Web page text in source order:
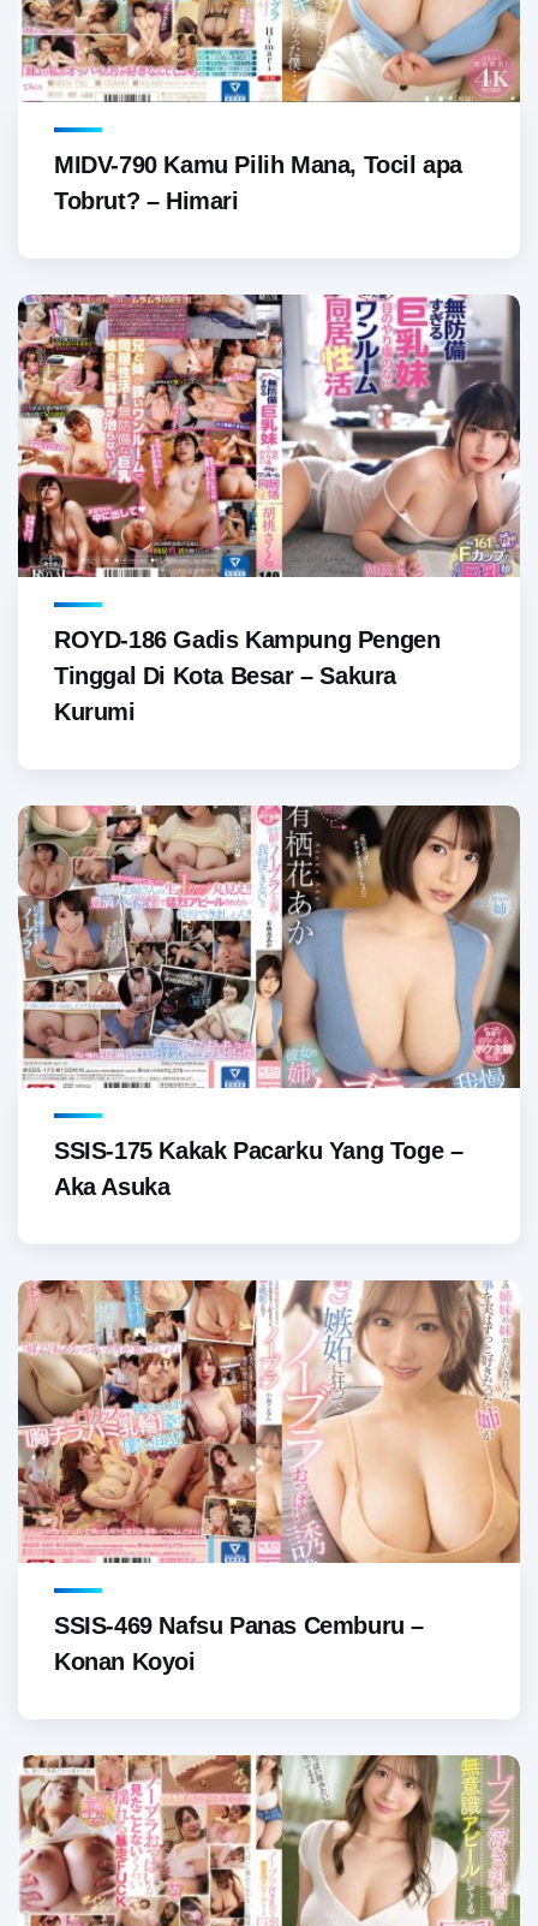
MIDV-790 Kamu Pilih Mana, Tocil apa
Tobrut? – Himari
ROYD-186 Gadis Kampung Pengen
Tinggal Di Kota Besar – Sakura
Kurumi
SSIS-175 Kakak Pacarku Yang Toge –
Aka Asuka
SSIS-469 Nafsu Panas Cemburu –
Konan Koyoi